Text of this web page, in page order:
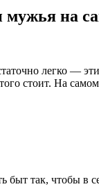
мужья на
легко —
стоит. На
так, чтобы в